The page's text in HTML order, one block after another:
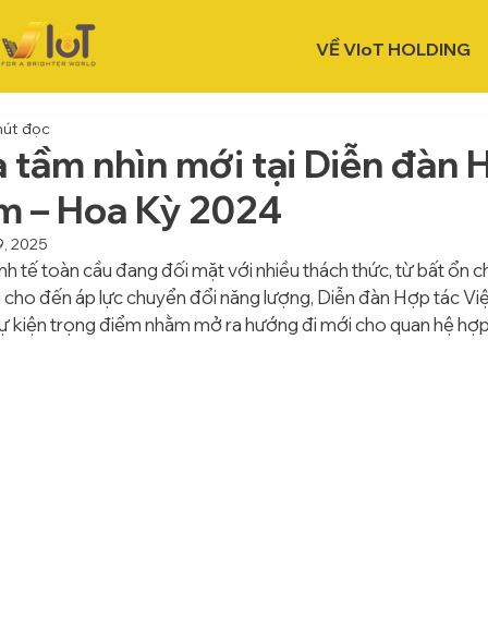
VỀ VIoT HOLDING
tầm nhìn mới tại Diễn đàn
– Hoa Kỳ 2024
đọc
2025
tế toàn cầu đang đối mặt với nhiều thách thức, từ bất ổn
đến áp lực chuyển đổi năng lượng, Diễn đàn Hợp tác
kiện trọng điểm nhằm mở ra hướng đi mới cho quan hệ